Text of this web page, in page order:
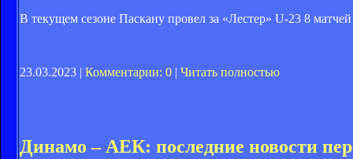
В текущем сезоне Паскану провел за «Лестер» U-23 8
23.03.2023 | Комментарии: 0 Читать полностью
Динамо – АЕК: последние новости